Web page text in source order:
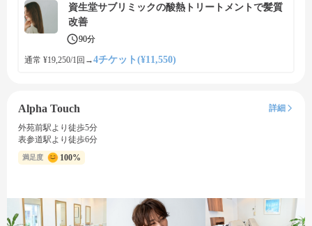
資生堂サブリミックの酸熱トリートメントで髪質
改善
90分
通常 ¥19,250/1回 →4チケット(¥11,550)
Alpha Touch
詳細
外苑前駅より徒歩5分
表参道駅より徒歩6分
満足度 100%